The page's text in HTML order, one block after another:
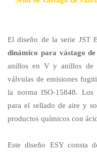
El diseño de la serie JST
dinámico para vástago
anillos en V y anillos de
válvulas de emisiones
la norma ISO-15848. Los
para el sellado de aire y
productos químicos con
Este diseño ESY consta